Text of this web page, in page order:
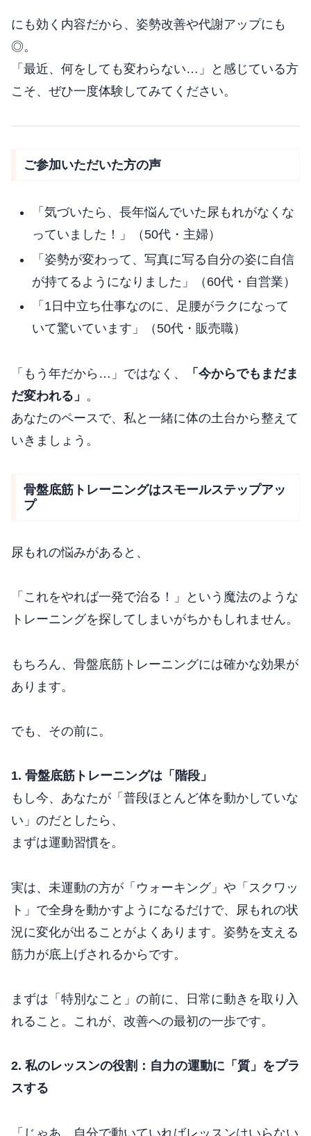
にも効く内容だから、姿勢改善や代謝アップにも
◎。
「最近、何をしても変わらない…」と感じている方
こそ、ぜひ一度体験してみてください。
ご参加いただいた方の声
「気づいたら、長年悩んでいた尿もれがなくな
っていました！」（50代・主婦）
「姿勢が変わって、写真に写る自分の姿に自信
が持てるようになりました」（60代・自営業）
「1日中立ち仕事なのに、足腰がラクになって
いて驚いています」（50代・販売職）
「もう年だから…」ではなく、
「今からでもまだま
だ変われる」 。
あなたのペースで、私と一緒に体の土台から整えて
いきましょう。
骨盤底筋トレーニングはスモールステップアッ
プ
尿もれの悩みがあると、
「これをやれば一発で治る！」という魔法のような
トレーニングを探してしまいがちかもしれません。
もちろん、骨盤底筋トレーニングには確かな効果が
あります。
でも、その前に。
1. 骨盤底筋トレーニングは「階段」
もし今、あなたが「普段ほとんど体を動かしていな
い」のだとしたら、
まずは運動習慣を。
実は、未運動の方が「ウォーキング」や「スクワッ
ト」で全身を動かすようになるだけで、尿もれの状
況に変化が出ることがよくあります。姿勢を支える
筋力が底上げされるからです。
まずは「特別なこと」の前に、日常に動きを取り入
れること。これが、改善への最初の一歩です。
2. 私のレッスンの役割：自力の運動に「質」をプラ
スする
「じゃあ、自分で動いていればレッスンはいらない